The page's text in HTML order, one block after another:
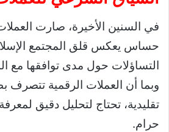
في السنين الأخيرة، صارت
حساس يعكس قلق المجتمع
التساؤلات حول مدى توافقها مع
وبما أن العملات الرقمية تتصرف
تقليدية، تحتاج لتحليل دقيق
حرام.